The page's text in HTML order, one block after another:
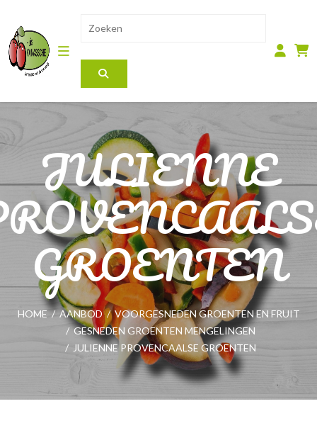
JULIENNE
GROENTEN
HOME / AANBOD / VOORGESNEDEN GROENTEN EN FRUIT
/ GESNEDEN GROENTEN MENGELINGEN
/ JULIENNE PROVENCAALSE GROENTEN